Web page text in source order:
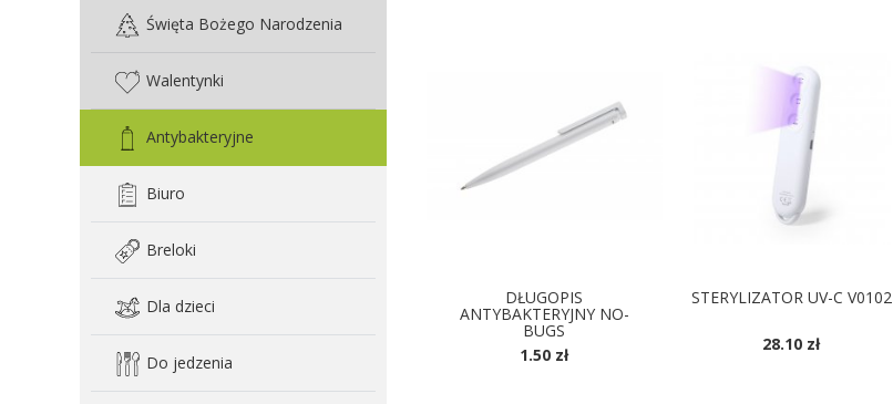
Święta Bożego Narodzenia
Walentynki
Antybakteryjne
Biuro
Breloki
Dla dzieci
Do jedzenia
DŁUGOPIS
ANTYBAKTERYJNY NO-
BUGS
1.50 zł
STERYLIZATOR UV-C V0102
28.10 zł